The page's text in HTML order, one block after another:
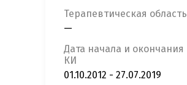
Терапевтическая область
—
Дата начала и окончания
КИ
01.10.2012 - 27.07.2019